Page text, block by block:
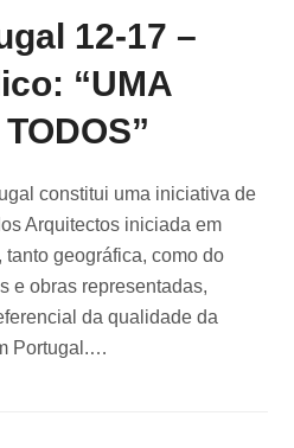
12-17 –
“UMA
constitui uma iniciativa de
Arquitectos iniciada em
geográfica, como do
e obras representadas,
da qualidade da
Portugal.…